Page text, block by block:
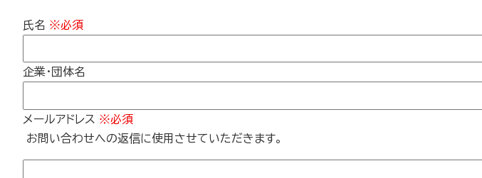
氏名 ※必須
企業・団体名
メールアドレス ※必須
お問い合わせへの返信に使用させていただきます。